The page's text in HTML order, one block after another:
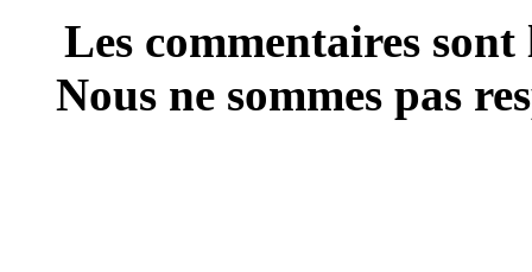
Les commentaires
Nous ne sommes pas